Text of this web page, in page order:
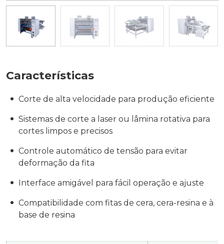
Características
Corte de alta velocidade para produção eficiente
Sistemas de corte a laser ou lâmina rotativa para
cortes limpos e precisos
Controle automático de tensão para evitar
deformação da fita
Interface amigável para fácil operação e ajuste
Compatibilidade com fitas de cera, cera-resina e à
base de resina